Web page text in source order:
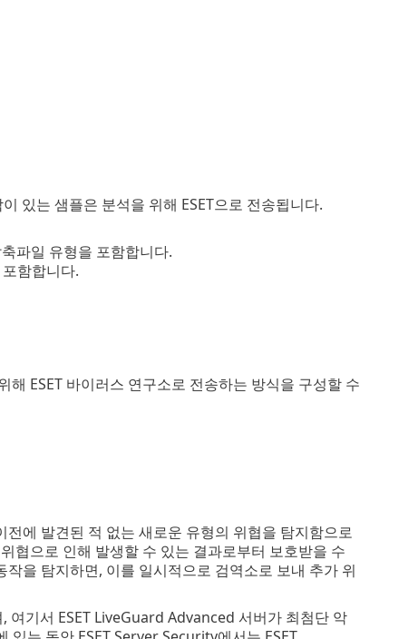
있는 샘플은 분석을 위해 ESET으로 전송됩니다.
파일 유형을 포함합니다.
함합니다.
해 ESET 바이러스 연구소로 전송하는 방식을 구성할 수
에 발견된 적 없는 새로운 유형의 위협을 탐지함으로
협으로 인해 발생할 수 있는 결과로부터 보호받을 수
을 탐지하면, 이를 일시적으로 검역소로 보내 추가 위
여기서 ESET LiveGuard Advanced 서버가 최첨단 악